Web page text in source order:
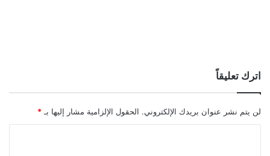
اترك تعليقاً
لن يتم نشر عنوان بريدك الإلكتروني. الحقول الإلزامية مشار إليها بـ *